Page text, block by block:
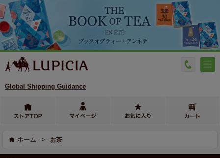
Global Shipping Guidance
ホーム > お茶